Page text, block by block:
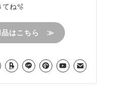
てね🫧
品はこちら ≫